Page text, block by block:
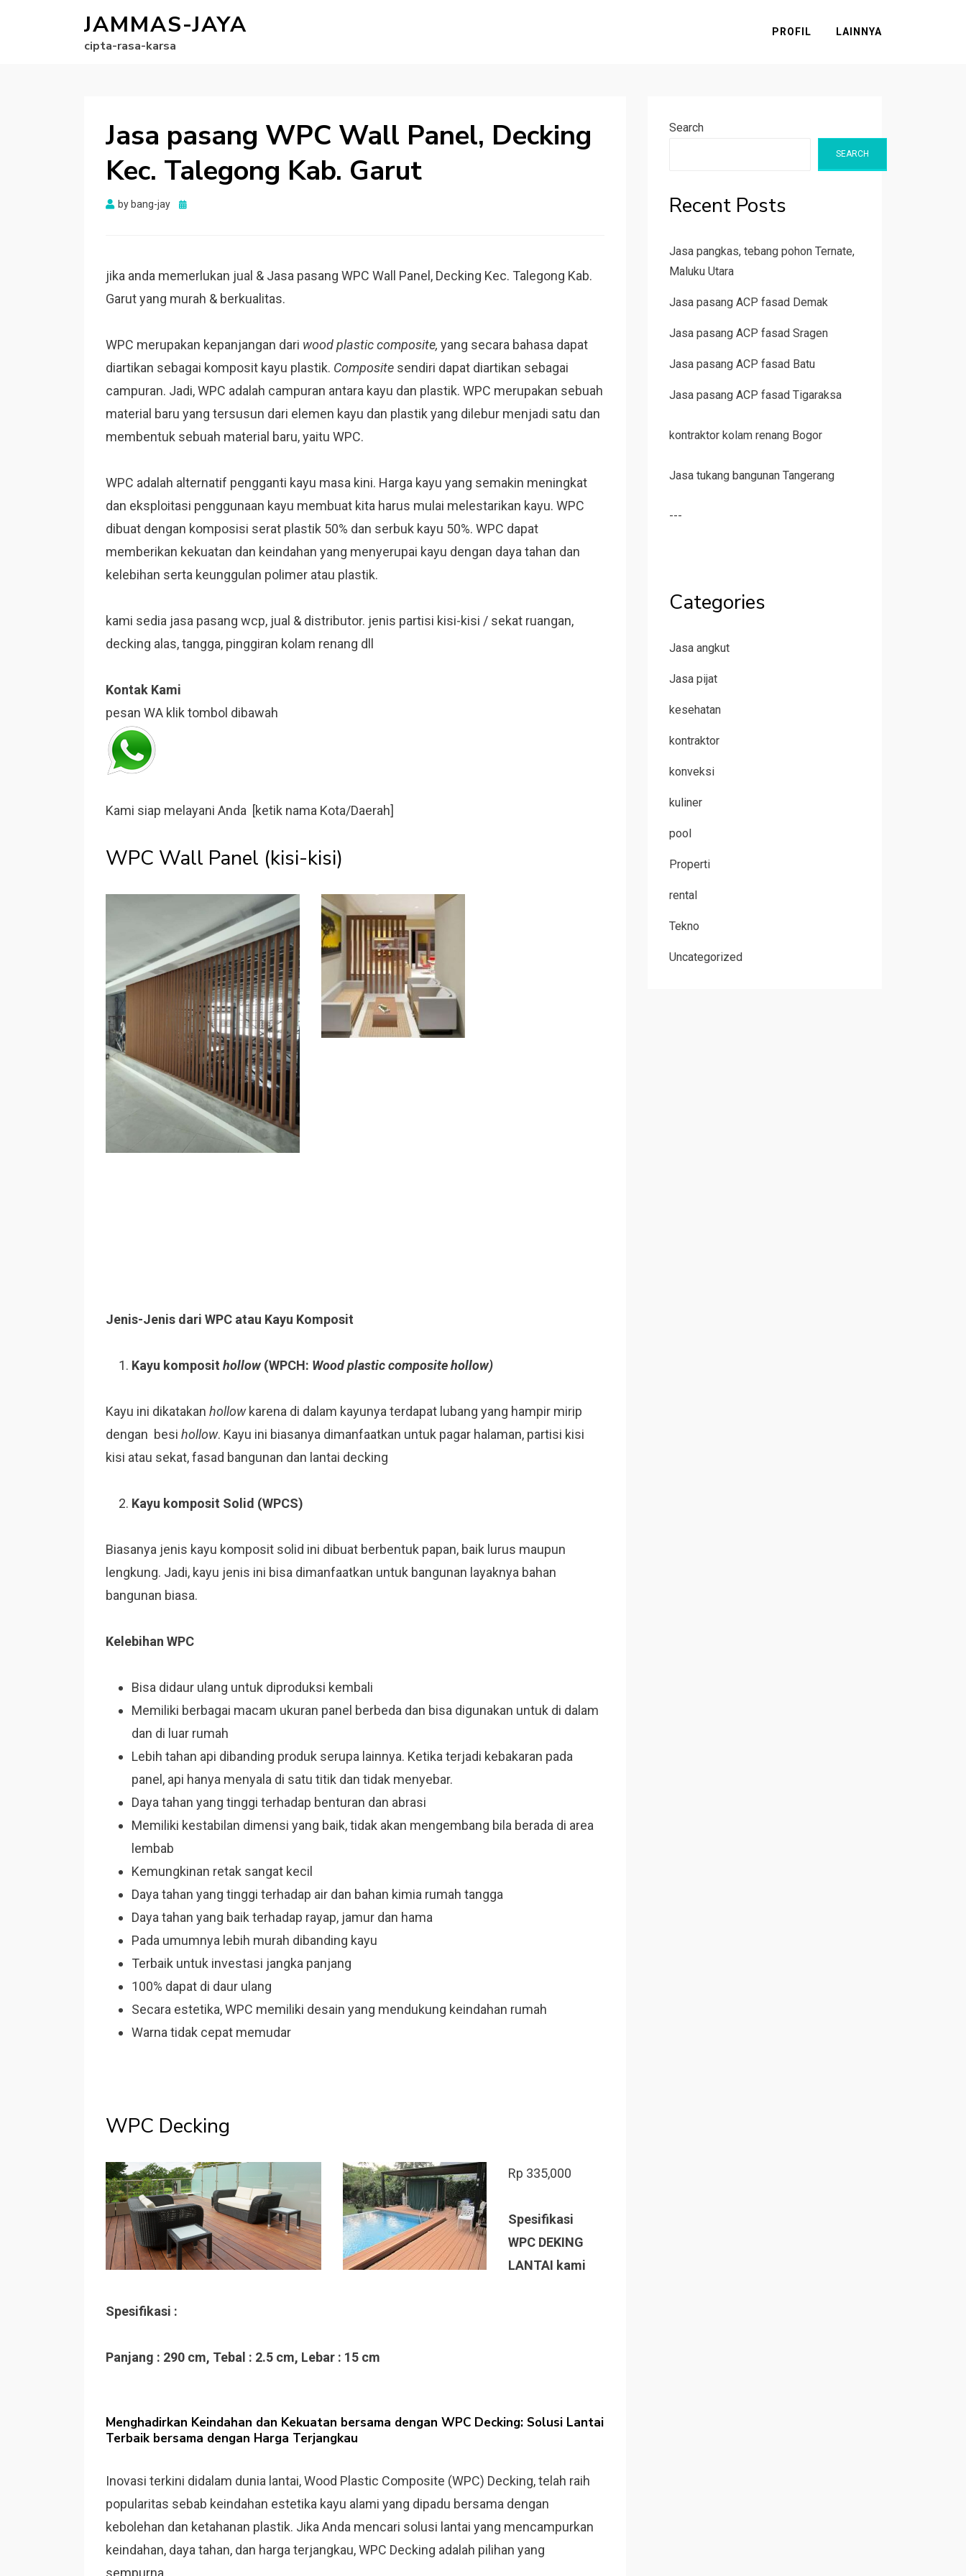
JAMMAS-JAYA
cipta-rasa-karsa
PROFIL LAINNYA
Jasa pasang WPC Wall Panel, Decking
Kec. Talegong Kab. Garut
by bang-jay
Posted
jika anda memerlukan jual & Jasa pasang WPC Wall Panel, Decking Kec. Talegong Kab.
Garut yang murah & berkualitas.
WPC merupakan kepanjangan dari wood plastic composite, yang secara bahasa dapat
diartikan sebagai komposit kayu plastik. Composite sendiri dapat diartikan sebagai
campuran. Jadi, WPC adalah campuran antara kayu dan plastik. WPC merupakan sebuah
material baru yang tersusun dari elemen kayu dan plastik yang dilebur menjadi satu dan
membentuk sebuah material baru, yaitu WPC.
WPC adalah alternatif pengganti kayu masa kini. Harga kayu yang semakin meningkat
dan eksploitasi penggunaan kayu membuat kita harus mulai melestarikan kayu. WPC
dibuat dengan komposisi serat plastik 50% dan serbuk kayu 50%. WPC dapat
memberikan kekuatan dan keindahan yang menyerupai kayu dengan daya tahan dan
kelebihan serta keunggulan polimer atau plastik.
kami sedia jasa pasang wcp, jual & distributor. jenis partisi kisi-kisi / sekat ruangan,
decking alas, tangga, pinggiran kolam renang dll
Kontak Kami
pesan WA klik tombol dibawah
Kami siap melayani Anda [ketik nama Kota/Daerah]
WPC Wall Panel (kisi-kisi)
Jenis-Jenis dari WPC atau Kayu Komposit
Kayu komposit hollow(WPCH: Wood plastic composite hollow)
Kayu ini dikatakan hollowkarena di dalam kayunya terdapat lubang yang hampir mirip
dengan besi hollow. Kayu ini biasanya dimanfaatkan untuk pagar halaman, partisi kisi
kisi atau sekat, fasad bangunan dan lantai decking
Kayu komposit Solid (WPCS)
Biasanya jenis kayu komposit solid ini dibuat berbentuk papan, baik lurus maupun
lengkung. Jadi, kayu jenis ini bisa dimanfaatkan untuk bangunan layaknya bahan
bangunan biasa.
Kelebihan WPC
Bisa didaur ulang untuk diproduksi kembali
Memiliki berbagai macam ukuran panel berbeda dan bisa digunakan untuk di dalam
dan di luar rumah
Lebih tahan api dibanding produk serupa lainnya. Ketika terjadi kebakaran pada
panel, api hanya menyala di satu titik dan tidak menyebar.
Daya tahan yang tinggi terhadap benturan dan abrasi
Memiliki kestabilan dimensi yang baik, tidak akan mengembang bila berada di area
lembab
Kemungkinan retak sangat kecil
Daya tahan yang tinggi terhadap air dan bahan kimia rumah tangga
Daya tahan yang baik terhadap rayap, jamur dan hama
Pada umumnya lebih murah dibanding kayu
Terbaik untuk investasi jangka panjang
100% dapat di daur ulang
Secara estetika, WPC memiliki desain yang mendukung keindahan rumah
Warna tidak cepat memudar
WPC Decking
Rp 335,000
Spesifikasi
WPC DEKING
LANTAI kami
Spesifikasi :
Panjang : 290 cm, Tebal : 2.5 cm, Lebar : 15 cm
Menghadirkan Keindahan dan Kekuatan bersama dengan WPC Decking: Solusi Lantai
Terbaik bersama dengan Harga Terjangkau
Inovasi terkini didalam dunia lantai, Wood Plastic Composite (WPC) Decking, telah raih
popularitas sebab keindahan estetika kayu alami yang dipadu bersama dengan
kebolehan dan ketahanan plastik. Jika Anda mencari solusi lantai yang mencampurkan
keindahan, daya tahan, dan harga terjangkau, WPC Decking adalah pilihan yang
sempurna.
Search
SEARCH
Recent Posts
Jasa pangkas, tebang pohon Ternate,
Maluku Utara
Jasa pasang ACP fasad Demak
Jasa pasang ACP fasad Sragen
Jasa pasang ACP fasad Batu
Jasa pasang ACP fasad Tigaraksa
kontraktor kolam renang Bogor
Jasa tukang bangunan Tangerang
---
Categories
Jasa angkut
Jasa pijat
kesehatan
kontraktor
konveksi
kuliner
pool
Properti
rental
Tekno
Uncategorized